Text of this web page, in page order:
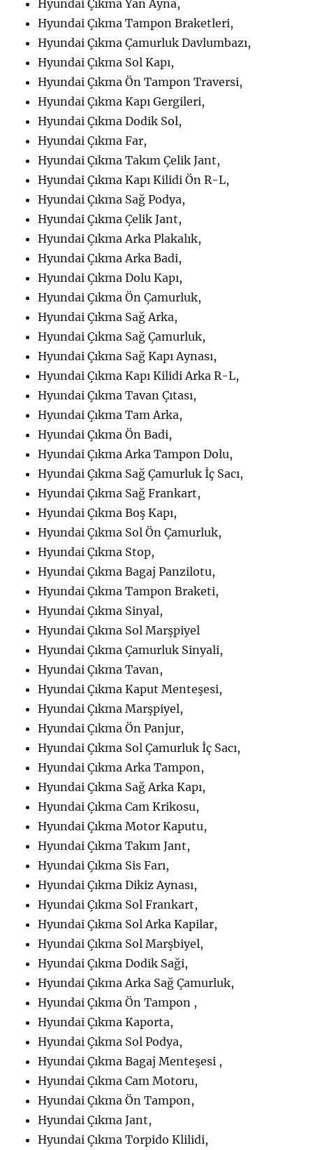
Hyundai Çıkma Yan Ayna,
Hyundai Çıkma Tampon Braketleri,
Hyundai Çıkma Çamurluk Davlumbazı,
Hyundai Çıkma Sol Kapı,
Hyundai Çıkma Ön Tampon Traversi,
Hyundai Çıkma Kapı Gergileri,
Hyundai Çıkma Dodik Sol,
Hyundai Çıkma Far,
Hyundai Çıkma Takım Çelik Jant,
Hyundai Çıkma Kapı Kilidi Ön R-L,
Hyundai Çıkma Sağ Podya,
Hyundai Çıkma Çelik Jant,
Hyundai Çıkma Arka Plakalık,
Hyundai Çıkma Arka Badi,
Hyundai Çıkma Dolu Kapı,
Hyundai Çıkma Ön Çamurluk,
Hyundai Çıkma Sağ Arka,
Hyundai Çıkma Sağ Çamurluk,
Hyundai Çıkma Sağ Kapı Aynası,
Hyundai Çıkma Kapı Kilidi Arka R-L,
Hyundai Çıkma Tavan Çıtası,
Hyundai Çıkma Tam Arka,
Hyundai Çıkma Ön Badi,
Hyundai Çıkma Arka Tampon Dolu,
Hyundai Çıkma Sağ Çamurluk İç Sacı,
Hyundai Çıkma Sağ Frankart,
Hyundai Çıkma Boş Kapı,
Hyundai Çıkma Sol Ön Çamurluk,
Hyundai Çıkma Stop,
Hyundai Çıkma Bagaj Panzilotu,
Hyundai Çıkma Tampon Braketi,
Hyundai Çıkma Sinyal,
Hyundai Çıkma Sol Marşpiyel
Hyundai Çıkma Çamurluk Sinyali,
Hyundai Çıkma Tavan,
Hyundai Çıkma Kaput Menteşesi,
Hyundai Çıkma Marşpiyel,
Hyundai Çıkma Ön Panjur,
Hyundai Çıkma Sol Çamurluk İç Sacı,
Hyundai Çıkma Arka Tampon,
Hyundai Çıkma Sağ Arka Kapı,
Hyundai Çıkma Cam Krikosu,
Hyundai Çıkma Motor Kaputu,
Hyundai Çıkma Takım Jant,
Hyundai Çıkma Sis Farı,
Hyundai Çıkma Dikiz Aynası,
Hyundai Çıkma Sol Frankart,
Hyundai Çıkma Sol Arka Kapilar,
Hyundai Çıkma Sol Marşbiyel,
Hyundai Çıkma Dodik Saği,
Hyundai Çıkma Arka Sağ Çamurluk,
Hyundai Çıkma Ön Tampon ,
Hyundai Çıkma Kaporta,
Hyundai Çıkma Sol Podya,
Hyundai Çıkma Bagaj Menteşesi ,
Hyundai Çıkma Cam Motoru,
Hyundai Çıkma Ön Tampon,
Hyundai Çıkma Jant,
Hyundai Çıkma Torpido Klilidi,